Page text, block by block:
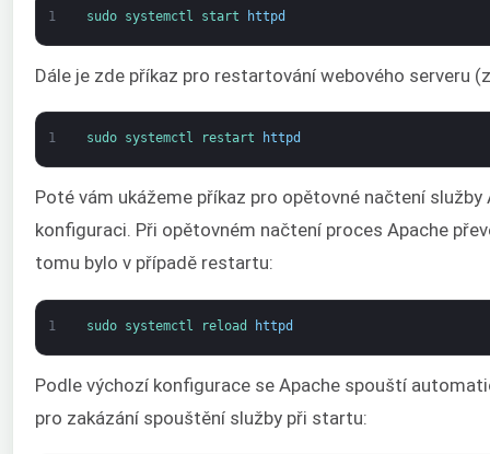
1 sudo systemctl start httpd
Dále je zde příkaz pro restartování webového serveru
1 sudo systemctl restart httpd
Poté vám ukážeme příkaz pro opětovné načtení
konfiguraci. Při opětovném načtení proces Apache
tomu bylo v případě restartu:
1 sudo systemctl reload httpd
Podle výchozí konfigurace se Apache spouští
pro zakázání spouštění služby při startu: